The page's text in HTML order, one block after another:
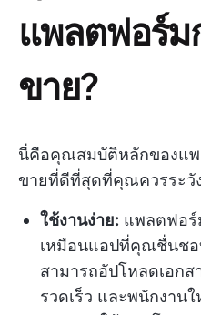
แพลตฟอร์ม
ขาย?
นี่คือคุณสมบัติหลักของแพ
ขายที่ดีที่สุดที่คุณควรระวั
ใช้งานง่าย: แพลตฟอร์
เหมือนแอปที่คุณชื่นชอ
สามารถอัปโหลดเอกส
รวดเร็ว และพนักงาน